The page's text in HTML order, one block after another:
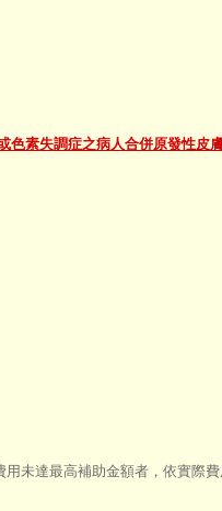
色素失調症之病人合併原發性皮
未達最高補助金額者，依實際